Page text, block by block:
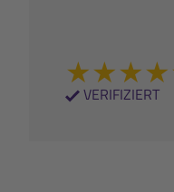
★★★★
VERIFIZIERT